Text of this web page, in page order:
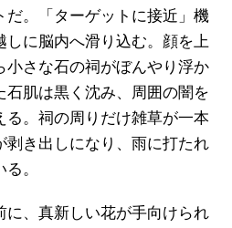
だ。「ターゲットに接近」機
しに脳内へ滑り込む。顔を上
小さな石の祠がぼんやり浮か
石肌は黒く沈み、周囲の闇を
る。祠の周りだけ雑草が一本
剥き出しになり、雨に打たれ
。
に、真新しい花が手向けられ